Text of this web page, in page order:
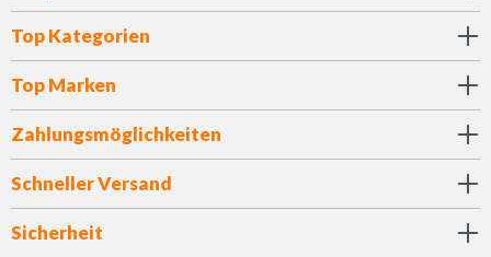
Top Kategorien
Top Marken
Zahlungsmöglichkeiten
Schneller Versand
Sicherheit